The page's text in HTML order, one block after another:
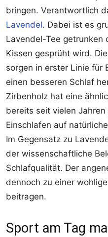
bringen. Verantwortlich
Lavendel. Dabei ist es
Lavendel-Tee getrunken
Kissen gesprüht wird.
sorgen in erster Linie für
einen besseren Schlaf
Zirbenholz hat eine
bereits seit vielen
Einschlafen auf
Im Gegensatz zu
der wissenschaftliche
Schlafqualität. Der
dennoch zu einer
beitragen.
Sport am Tag